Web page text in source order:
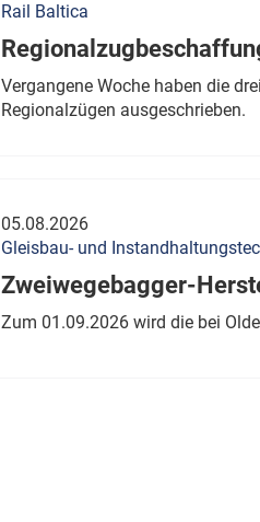
Rail Baltica
Vergangene Woche haben die
Regionalzügen ausgeschrieben.
05.08.2026
Gleisbau- und
Zweiwegebagger-
Zum 01.09.2026 wird die bei